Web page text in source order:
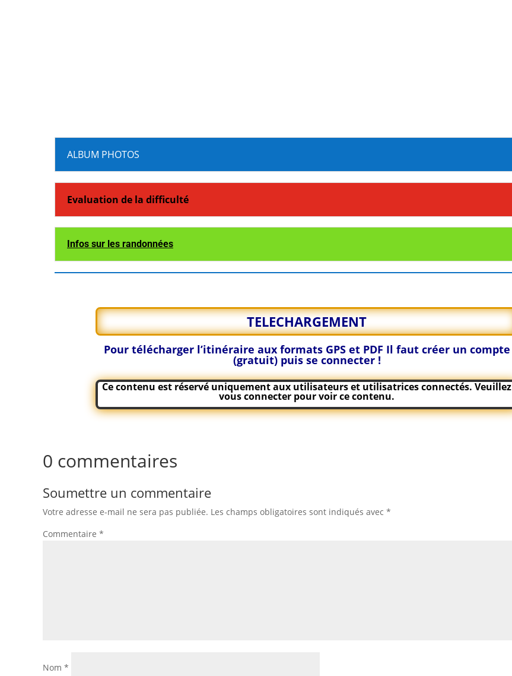
ALBUM PHOTOS
Evaluation de la difficulté
Infos sur les randonnées
TELECHARGEMENT
Pour télécharger l’itinéraire aux formats GPS et PDF Il faut créer un compte
(gratuit) puis se connecter !
Ce contenu est réservé uniquement aux utilisateurs et utilisatrices connectés. Veuillez
vous connecter pour voir ce contenu.
0 commentaires
Soumettre un commentaire
Votre adresse e-mail ne sera pas publiée. Les champs obligatoires sont indiqués avec *
Commentaire *
Nom *